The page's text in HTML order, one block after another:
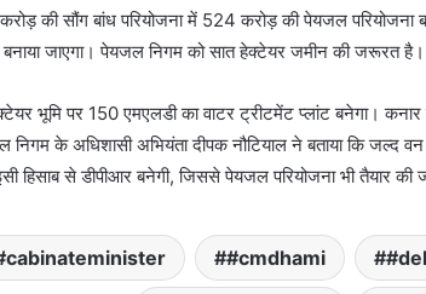
की सौंग बांध परियोजना में 524 करोड़ की पेयजल परियोजना
बनाया जाएगा। पेयजल निगम को सात हेक्टेयर जमीन की जरूरत है।
भूमि पर 150 एमएलडी का वाटर ट्रीटमेंट प्लांट बनेगा। कनार
निगम के अधिशासी अभियंता दीपक नौटियाल ने बताया कि जल्द
हिसाब से डीपीआर बनेगी, जिससे पेयजल परियोजना भी तैयार की
#cmdhami